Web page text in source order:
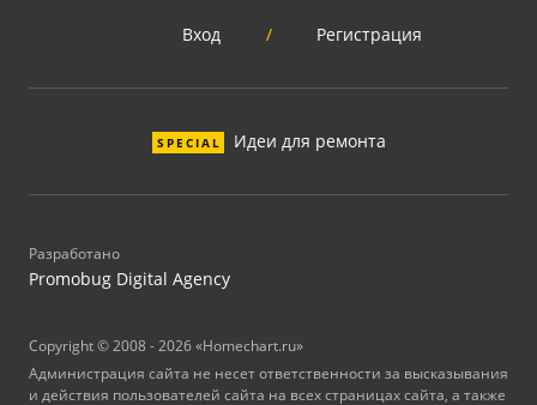
Вход / Регистрация
SPECIAL Идеи для ремонта
Разработано
Promobug Digital Agency
Copyright © 2008 - 2026 «Homechart.ru»
Администрация сайта не несет ответственности за высказывания
и действия пользователей сайта на всех страницах сайта, а также